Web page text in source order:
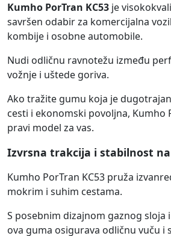
Kumho PorTran KC53 je
savršen odabir za komercijalna
kombije i osobne automobile.
Nudi odličnu ravnotežu između
vožnje i uštede goriva.
Ako tražite gumu koja je
cesti i ekonomski povoljna, Kumho
pravi model za vas.
Izvrsna trakcija i stabilnost
Kumho PorTran KC53 pruža
mokrim i suhim cestama.
S posebnim dizajnom gaznog sloja
ova guma osigurava odličnu vuču i